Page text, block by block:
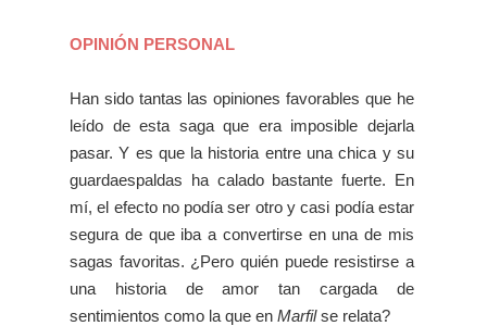
OPINIÓN PERSONAL
Han sido tantas las opiniones favorables que he
leído de esta saga que era imposible dejarla
pasar. Y es que la historia entre una chica y su
guardaespaldas ha calado bastante fuerte. En
mí, el efecto no podía ser otro y casi podía estar
segura de que iba a convertirse en una de mis
sagas favoritas. ¿Pero quién puede resistirse a
una historia de amor tan cargada de
sentimientos como la que en Marfilse relata?